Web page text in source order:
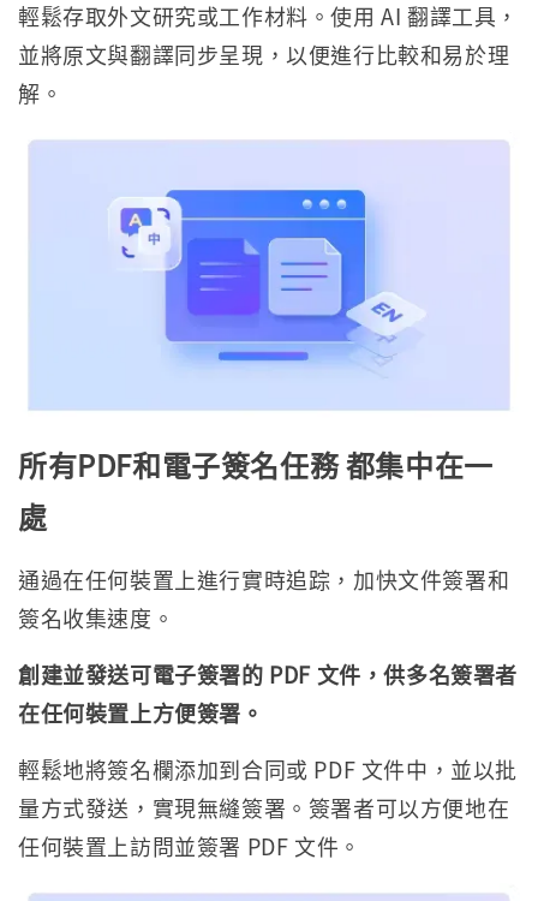
輕鬆存取外文研究或工作材料。使用 AI 翻譯工具，
並將原文與翻譯同步呈現，以便進行比較和易於理
解。
所有PDF和電子簽名任務 都集中在一
處
通過在任何裝置上進行實時追踪，加快文件簽署和
簽名收集速度。
創建並發送可電子簽署的 PDF 文件，供多名簽署者
在任何裝置上方便簽署。
輕鬆地將簽名欄添加到合同或 PDF 文件中，並以批
量方式發送，實現無縫簽署。簽署者可以方便地在
任何裝置上訪問並簽署 PDF 文件。